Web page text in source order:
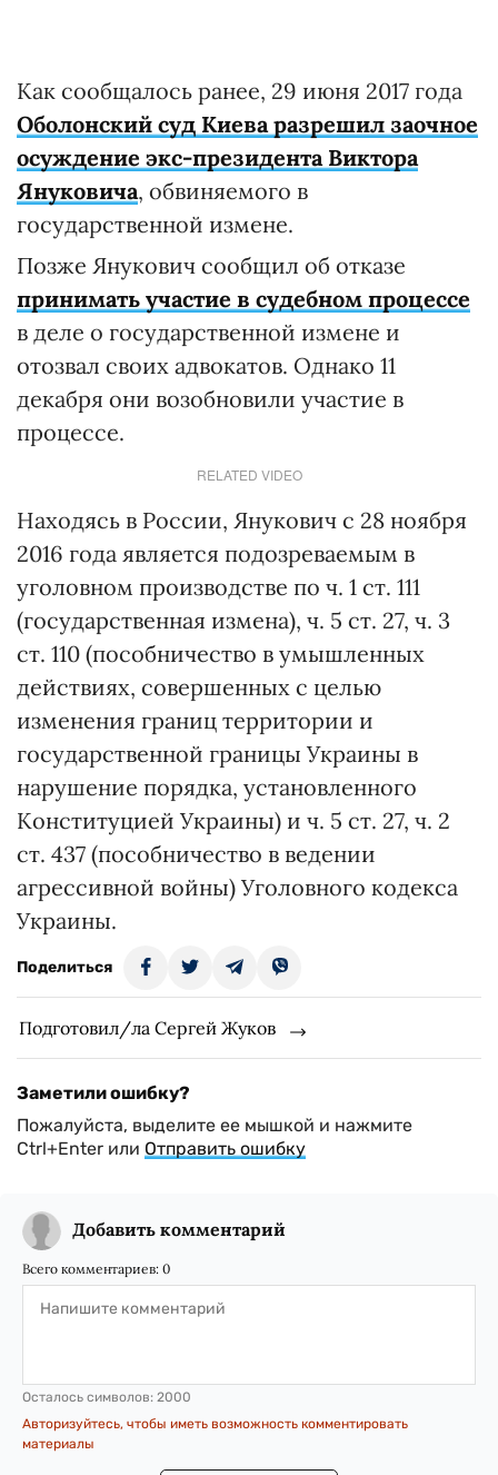
Как сообщалось ранее, 29 июня 2017 года
Оболонский суд Киева разрешил заочное
осуждение экс-президента Виктора
Януковича, обвиняемого в
государственной измене.
Позже Янукович сообщил об отказе
принимать участие в судебном процессе
в деле о государственной измене и
отозвал своих адвокатов. Однако 11
декабря они возобновили участие в
процессе.
RELATED VIDEO
Находясь в России, Янукович с 28 ноября
2016 года является подозреваемым в
уголовном производстве по ч. 1 ст. 111
(государственная измена), ч. 5 ст. 27, ч. 3
ст. 110 (пособничество в умышленных
действиях, совершенных с целью
изменения границ территории и
государственной границы Украины в
нарушение порядка, установленного
Конституцией Украины) и ч. 5 ст. 27, ч. 2
ст. 437 (пособничество в ведении
агрессивной войны) Уголовного кодекса
Украины.
Поделиться
Подготовил/ла Сергей Жуков
Заметили ошибку?
Пожалуйста, выделите ее мышкой и нажмите
Ctrl+Enter или Отправить ошибку
Добавить комментарий
Всего комментариев: 0
Осталось символов: 2000
Авторизуйтесь, чтобы иметь возможность комментировать
материалы